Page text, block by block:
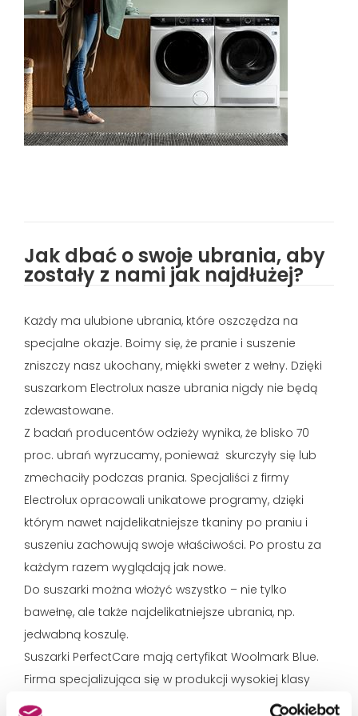
Jak dbać o swoje ubrania, aby
zostały z nami jak najdłużej?
Każdy ma ulubione ubrania, które oszczędza na
specjalne okazje. Boimy się, że pranie i suszenie
zniszczy nasz ukochany, miękki sweter z wełny. Dzięki
suszarkom Electrolux nasze ubrania nigdy nie będą
zdewastowane.
Z badań producentów odzieży wynika, że blisko 70
proc. ubrań wyrzucamy, ponieważ skurczyły się lub
zmechaciły podczas prania. Specjaliści z firmy
Electrolux opracowali unikatowe programy, dzięki
którym nawet najdelikatniejsze tkaniny po praniu i
suszeniu zachowują swoje właściwości. Po prostu za
każdym razem wyglądają jak nowe.
Do suszarki można włożyć wszystko – nie tylko
bawełnę, ale także najdelikatniejsze ubrania, np.
jedwabną koszulę.
Suszarki PerfectCare mają certyfikat Woolmark Blue.
Firma specjalizująca się w produkcji wysokiej klasy
odzieży wełnianej, zatwierdziła cykl suszenia wełny